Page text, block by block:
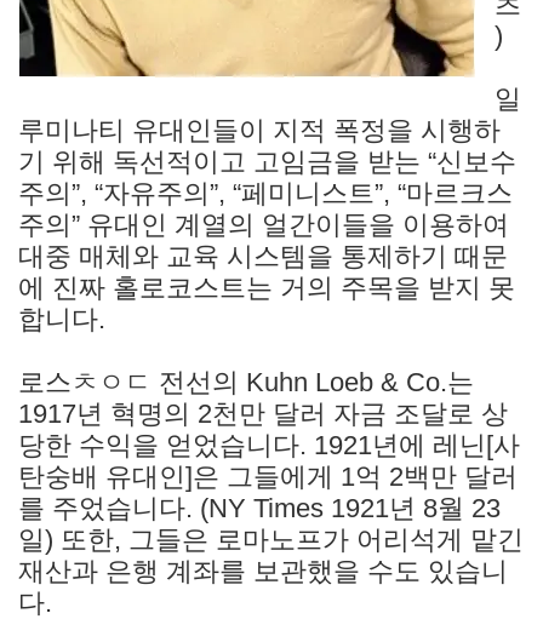
)
일
루미나티 유대인들이 지적 폭정을 시행하
기 위해 독선적이고 고임금을 받는 “신보수
주의”, “자유주의”, “페미니스트”, “마르크스
주의” 유대인 계열의 얼간이들을 이용하여
대중 매체와 교육 시스템을 통제하기 때문
에 진짜 홀로코스트는 거의 주목을 받지 못
합니다.
로스ㅊㅇㄷ 전선의 Kuhn Loeb & Co.는
1917년 혁명의 2천만 달러 자금 조달로 상
당한 수익을 얻었습니다. 1921년에 레닌[사
탄숭배 유대인]은 그들에게 1억 2백만 달러
를 주었습니다. (NY Times 1921년 8월 23
일) 또한, 그들은 로마노프가 어리석게 맡긴
재산과 은행 계좌를 보관했을 수도 있습니
다.